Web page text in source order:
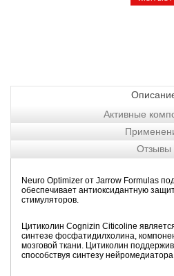
Активные
Отзывы
Neuro Optimizer от Jarrow Formulas
обеспечивает антиоксидантную
стимуляторов.
Цитиколин Cognizin Citicoline
синтезе фосфатидилхолина,
мозговой ткани. Цитиколин
способствуя синтезу